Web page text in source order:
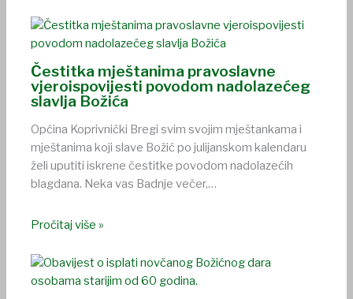
Čestitka mještanima pravoslavne
vjeroispovijesti povodom nadolazećeg
slavlja Božića
Općina Koprivnički Bregi svim svojim mještankama i
mještanima koji slave Božić po julijanskom kalendaru
želi uputiti iskrene čestitke povodom nadolazećih
blagdana. Neka vas Badnje večer,…
Pročitaj više »